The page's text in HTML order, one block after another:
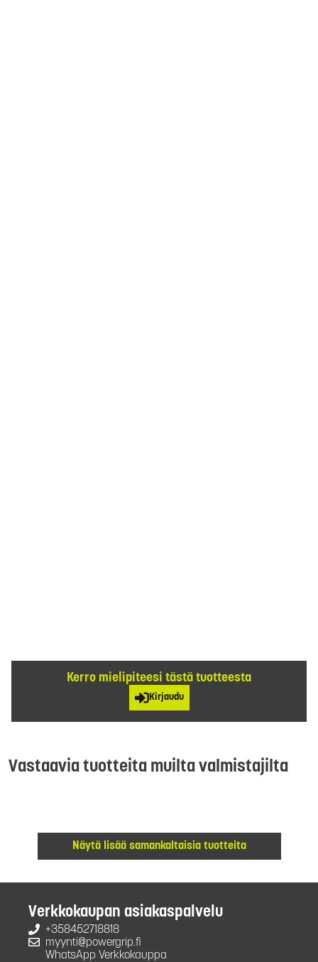
Kerro mielipiteesi tästä tuotteesta
Kirjaudu
Vastaavia tuotteita muilta valmistajilta
Näytä lisää samankaltaisia tuotteita
Verkkokaupan asiakaspalvelu
+358452718818
myynti@powergrip.fi
WhatsApp Verkkokauppa